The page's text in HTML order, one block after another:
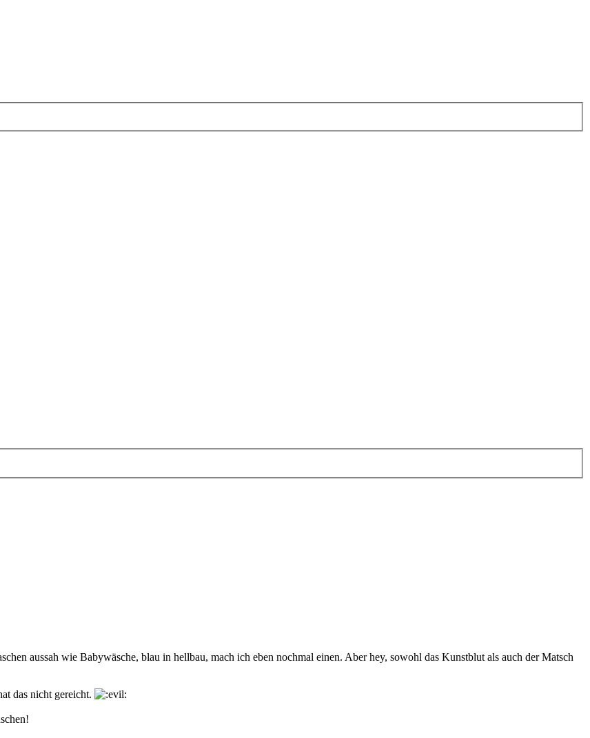
aussah wie Babywäsche, blau in hellbau, mach ich eben nochmal einen. Aber hey, sowohl das Kunstblut als auch der Matsch
das nicht gereicht.